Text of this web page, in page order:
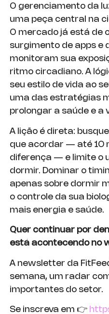
O gerenciamento da
uma peça central na
O mercado já está de
surgimento de apps e
monitoram sua
ritmo circadiano. A
seu estilo de vida ao
uma das estratégias
prolongar a saúde e a
A lição é direta:
que acordar — até 10
diferença — e limite o
dormir. Dominar o
apenas sobre dormir
o controle da sua
mais energia e saúde.
Quer continuar por
está acontecendo no
A newsletter da
semana, um radar
importantes do setor.
Se inscreva em 👉